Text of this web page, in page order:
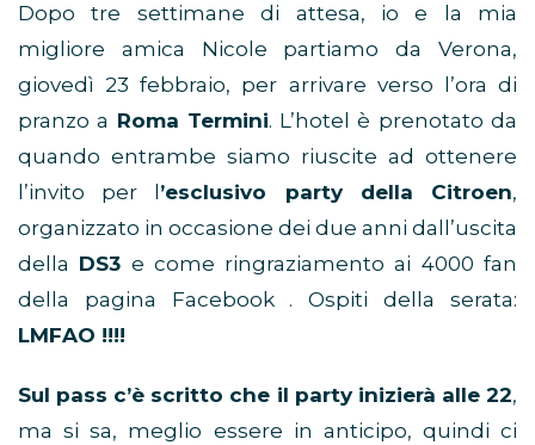
Dopo tre settimane di attesa, io e la mia
migliore amica Nicole partiamo da Verona,
giovedì 23 febbraio, per arrivare verso l’ora di
pranzo a Roma Termini. L’hotel è prenotato da
quando entrambe siamo riuscite ad ottenere
l’invito per l ’esclusivo party della Citroen,
organizzato in occasione dei due anni dall’uscita
della DS3 e come ringraziamento ai 4000 fan
della pagina Facebook . Ospiti della serata:
LMFAO !!!!
Sul pass c’è scritto che il party inizierà alle 22,
ma si sa, meglio essere in anticipo, quindi ci